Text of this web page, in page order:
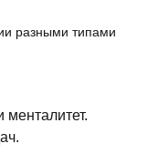
разными типами